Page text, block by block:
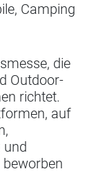
Camping
die
Outdoor-
richtet.
auf
und